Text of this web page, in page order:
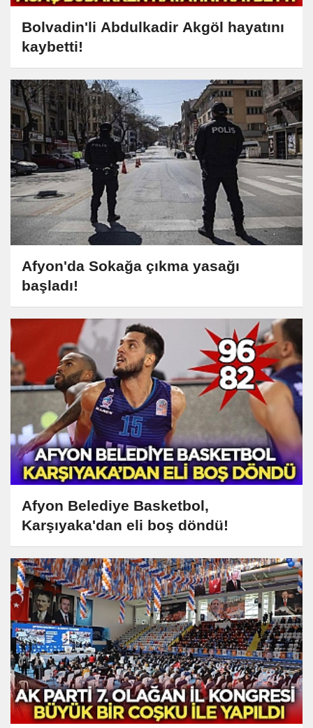
Bolvadin'li Abdulkadir Akgöl hayatını
kaybetti!
Afyon'da Sokağa çıkma yasağı
başladı!
Afyon Belediye Basketbol,
Karşıyaka'dan eli boş döndü!